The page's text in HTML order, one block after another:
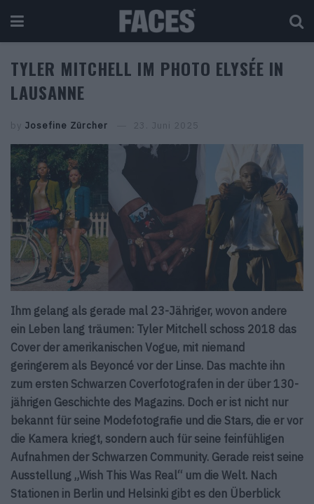
TYLER MITCHELL IM PHOTO ELYSÉE IN
LAUSANNE
by Josefine Zürcher 23. Juni 2025
Ihm gelang als gerade mal 23-Jähriger, wovon andere
ein Leben lang träumen: Tyler Mitchell schoss 2018 das
Cover der amerikanischen Vogue, mit niemand
geringerem als Beyoncé vor der Linse. Das machte ihn
zum ersten Schwarzen Coverfotografen in der über 130-
jährigen Geschichte des Magazins. Doch er ist nicht nur
bekannt für seine Modefotografie und die Stars, die er vor
die Kamera kriegt, sondern auch für seine feinfühligen
Aufnahmen der Schwarzen Community. Gerade reist seine
Ausstellung „Wish This Was Real“ um die Welt. Nach
Stationen in Berlin und Helsinki gibt es den Überblick